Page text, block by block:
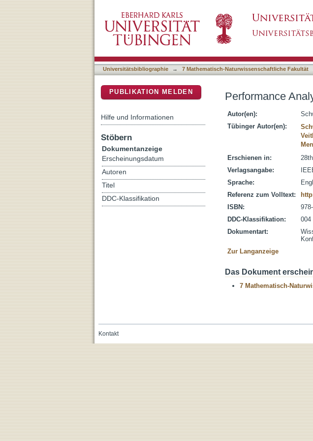
Universitätsbibliographie → 7 Mathematisch-Naturwissenschaftliche Fakultät
Performance
Autor(en):
Tübinger Autor(en):
Erschienen in:
Verlagsangabe:
Sprache:
Referenz zum Volltext:
ISBN:
DDC-Klassifikation:
004
Dokumentart:
Zur Langanzeige
Das Dokument
7 Mathematisch-
PUBLIKATION MELDEN
Hilfe und Informationen
Stöbern
Dokumentanzeige
Erscheinungsdatum
Autoren
Titel
DDC-Klassifikation
Kontakt